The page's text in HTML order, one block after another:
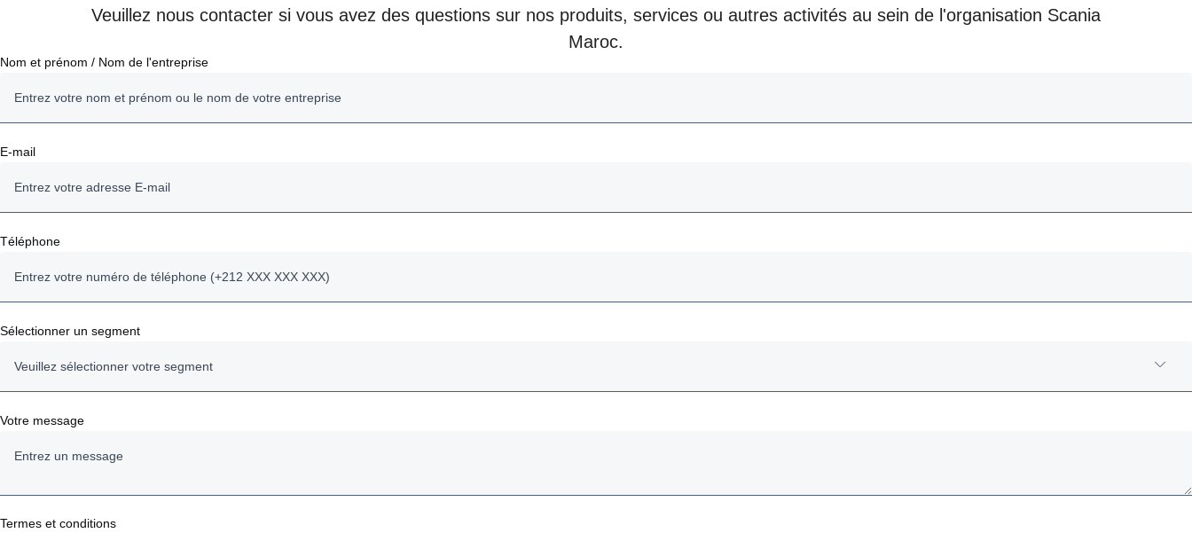
Veuillez nous contacter si vous avez des questions sur nos produits, services ou autres activités au sein de l'organisation Scania
Maroc.
Nom et prénom / Nom de l'entreprise
E-mail
Téléphone
Sélectionner un segment
Veuillez sélectionner votre segment
Camions
Bus et autocars
Votre message
Termes et conditions